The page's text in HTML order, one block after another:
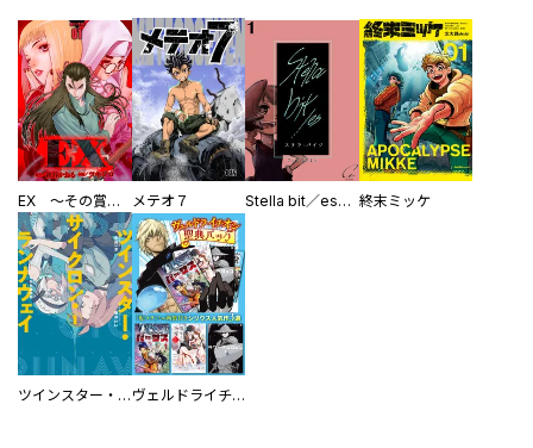
EX ～その賞金稼ぎは、世界の出口を探す～【単行本版】 メテオ７ Stella bit／es【単話版】 終末ミッケ
ツインスター・サイクロン・ランナウェイ ヴェルドライチオシ聖典パック 『転スラ』ミニ画集付き シリウス人気作３選